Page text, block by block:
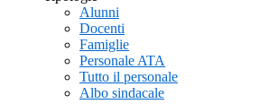
Alunni
Docenti
Famiglie
Personale ATA
Tutto il personale
Albo sindacale